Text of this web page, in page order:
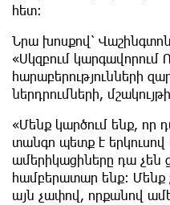
հետ։
Նրա խոսքով՝
«Սկզբում կարգավորում
հարաբերությունների
ներդրումների,
«Մենք կարծում ենք, որ
տանգո պետք է երկուսով
ամերիկացիները դա չեն
համբերատար ենք։ Մենք
այն չափով, որքանով